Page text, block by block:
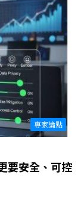
專家論點
要安全、可控